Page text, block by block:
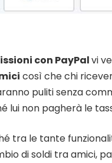
con PayPalvi
così che chi
puliti senza
lui non pagherà le
tra le tante
di soldi tra amici,